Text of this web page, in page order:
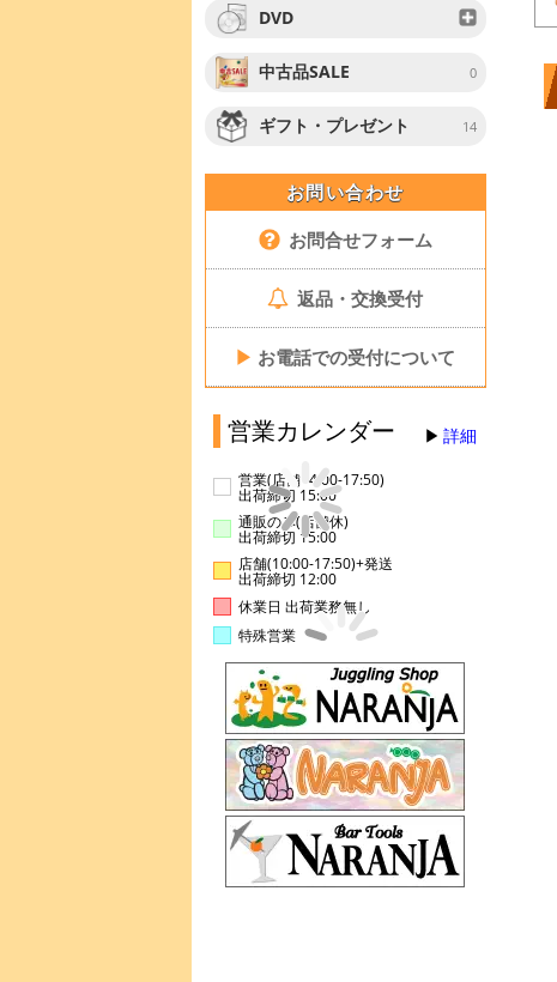
DVD
中古品SALE 0
ギフト・プレゼント 14
お問い合わせ
お問合せフォーム
返品・交換受付
▶ お電話での受付について
営業カレンダー 詳細
営業(店舗14:00-17:50)
出荷締切 15:00
通販のみ(店舗休)
出荷締切 15:00
店舗(10:00-17:50)+発送
出荷締切 12:00
休業日 出荷業務無し
特殊営業